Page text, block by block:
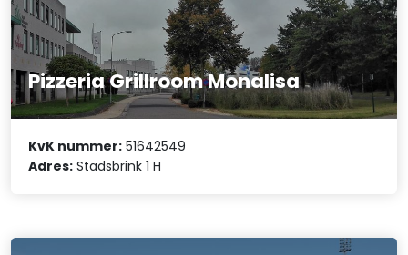
Pizzeria Grillroom Monalisa
KvK nummer: 51642549
Adres: Stadsbrink 1 H